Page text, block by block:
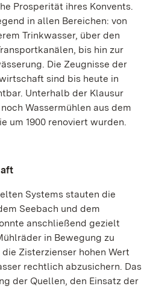
Prosperität ihres Konvents.
in allen Bereichen: von
Trinkwasser, über den
bis hin zur
Die Zeugnisse der
sind bis heute in
Unterhalb der Klausur
Wassermühlen aus dem
um 1900 renoviert wurden.
Systems stauten die
Seebach und dem
anschließend gezielt
in Bewegung zu
Zisterzienser hohen Wert
rechtlich abzusichern. Das
der Quellen, den Einsatz der